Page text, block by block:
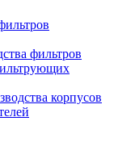
фильтров
корпусов